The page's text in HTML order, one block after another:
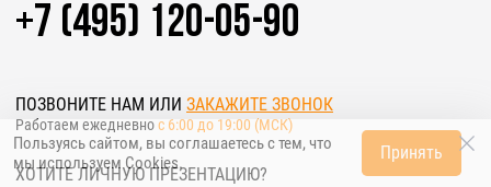
Пользуясь сайтом, вы соглашаетесь с тем, что
мы используемCookies. Принять
+7 (495) 120-05-90
ПОЗВОНИТЕ НАМ ИЛИ ЗАКАЖИТЕ ЗВОНОК
Работаем ежедневноc 6:00 до 19:00 (МСК)
ХОТИТЕ ЛИЧНУЮ ПРЕЗЕНТАЦИЮ?